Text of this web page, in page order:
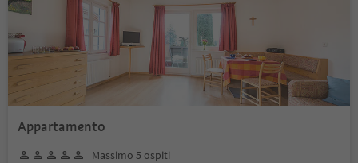
Appartamento
Massimo 5 ospiti